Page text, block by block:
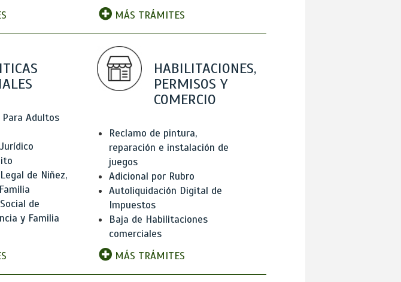
MÁS TRÁMITES
Adultos
de Niñez,
de
y Familia
HABILITACIONES,
PERMISOS Y
COMERCIO
Reclamo de pintura,
reparación e instalación de
juegos
Adicional por Rubro
Autoliquidación Digital de
Impuestos
Baja de Habilitaciones
comerciales
MÁS TRÁMITES